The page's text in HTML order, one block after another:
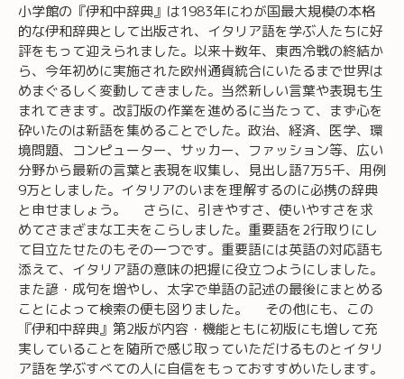
小学館の『伊和中辞典』は1983年にわが国最大規模の本格
的な伊和辞典として出版され、イタリア語を学ぶ人たちに好
評をもって迎えられました。以来十数年、東西冷戦の終結か
ら、今年初めに実施された欧州通貨統合にいたるまで世界は
めまぐるしく変動してきました。当然新しい言葉や表現も生
まれてきます。改訂版の作業を進めるに当たって、まず心を
砕いたのは新語を集めることでした。政治、経済、医学、環
境問題、コンピューター、サッカー、ファッション等、広い
分野から最新の言葉と表現を収集し、見出し語7万5千、用例
9万としました。イタリアのいまを理解するのに必携の辞典
と申せましょう。 さらに、引きやすさ、使いやすさを求
めてさまざまな工夫をこらしました。重要語を2行取りにし
て目立たせたのもその一つです。重要語には英語の対応語も
添えて、イタリア語の意味の把握に役立つようにしました。
また諺・成句を増やし、太字で単語の記述の最後にまとめる
ことによって検索の便も図りました。 その他にも、この
『伊和中辞典』第2版が内容・機能ともに初版にも増して充
実していることを随所で感じ取っていただけるものとイタリ
ア語を学ぶすべての人に自信をもっておすすめいたします。